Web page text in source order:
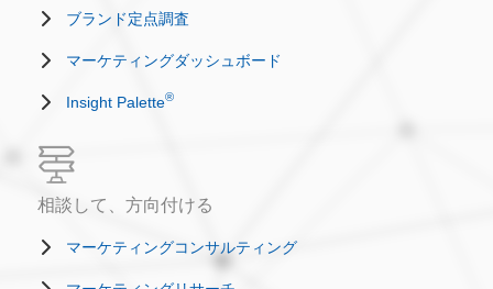
ブランド定点調査
マーケティングダッシュボード
Insight Palette®
相談して、方向付ける
マーケティングコンサルティング